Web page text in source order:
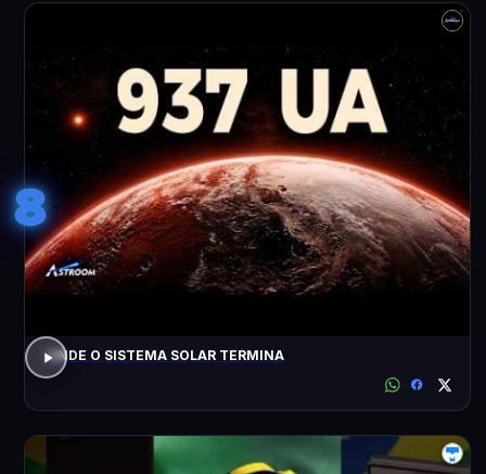
8
ONDE O SISTEMA SOLAR TERMINA